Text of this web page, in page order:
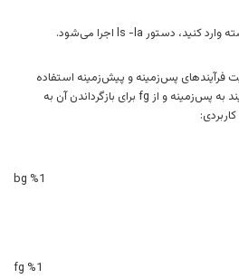
فرآیندهای پس‌زمینه و پیش‌زمینه استفاده
می‌شوند. از bg برای ارسال یک فرآیند به پس‌زمینه و از fg برای بازگرداندن آن به
bg %1
fg %1